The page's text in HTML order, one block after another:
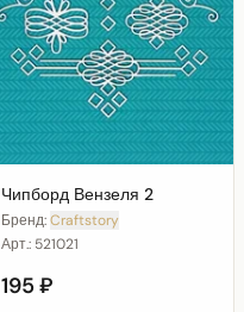
Чипборд Вензеля 2
Бренд:Craftstory
Арт.: 521021
195 ₽